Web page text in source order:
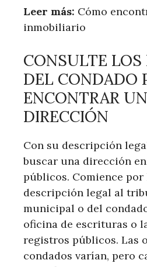
Leer más: Cómo
inmobiliario
CONSULTE LOS
DEL CONDADO
ENCONTRAR
DIRECCIÓN
Con su descripción
buscar una dirección
públicos. Comience
descripción legal al
municipal o del
oficina de escrituras o
registros públicos. Las
condados varían, pero